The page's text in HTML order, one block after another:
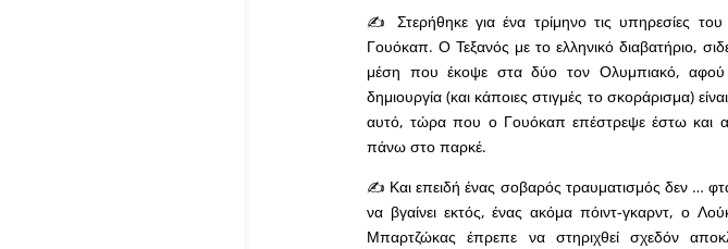
✍ Στερήθηκε για ένα τρίμηνο τις υπηρεσίες
Γουόκαπ. Ο Τεξανός με το ελληνικό διαβατήριο,
μέση που έκοψε στα δύο τον Ολυμπιακό, αφού
δημιουργία (και κάποιες στιγμές το σκοράρισμα)
αυτό, τώρα που ο Γουόκαπ επέστρεψε έστω και
πάνω στο παρκέ.
✍ Και επειδή ένας σοβαρός τραυματισμός δεν …
να βγαίνει εκτός, ένας ακόμα πόιντ-γκαρντ, ο
Μπαρτζώκας έπρεπε να στηριχθεί σχεδόν